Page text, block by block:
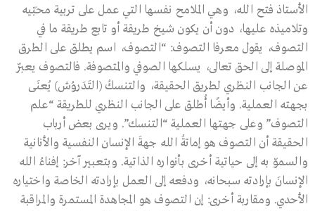
الأستاذ فتح الله، وهي الملامح نفسها التي عمل على تربية محبّيه
وتلاميذه عليها، دون أن يكون شيخ طريقة أو تابع طريقة ما في
التصوف، يقول معرفا التصوف: “التصوف، اسم يطلق على الطرق
الموصلة إلى الحق تعالى، يسلكها الصوفي والمتصوفة. فالتصوف يعبّر
عن الجانب النظري لطريق الحقيقة، والتنسكُ (التَدَروُش) يُعنَى
بجهته العملية. وأيضًا أُطلق على الجانب النظري للطريقة “علم
التصوف” وعلى جهتها العملية “التنسك”. ويرى بعض أرباب
الحقيقة أن التصوف هو إماتةُ الله جهةَ الإنسان النفسية والأنانية
والسموّ به إلى حياتية أخرى بأنواره الذاتية. وبتعبير آخر: إفناءُ الله
الإنسانَ بإرادته سبحانه، ودفعه إلى العمل بإرادته الخاصة واختياره
الأحدي. ومقاربة أخرى: إن التصوف هو المجاهدة المستمرة والمراقبة